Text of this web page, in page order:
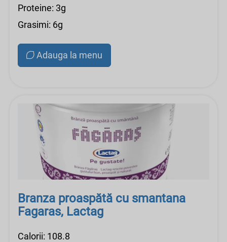
Proteine: 3g
Grasimi: 6g
Adauga la menu
Branza proaspătă cu smantana
Fagaras, Lactag
Calorii: 108.8